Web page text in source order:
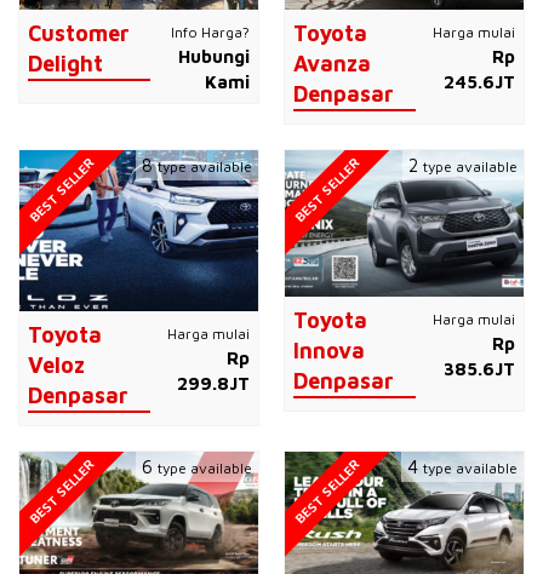
Customer
Delight
Info Harga?
Hubungi
Kami
Toyota
Avanza
Denpasar
Harga mulai
Rp
245.6JT
Toyota
Veloz
Denpasar
Harga mulai
Rp
299.8JT
BEST SELLER 8type available
Toyota
Innova
Denpasar
Harga mulai
Rp
385.6JT
BEST SELLER 2 type available
BEST SELLER 6 type available BEST SELLER 4type available